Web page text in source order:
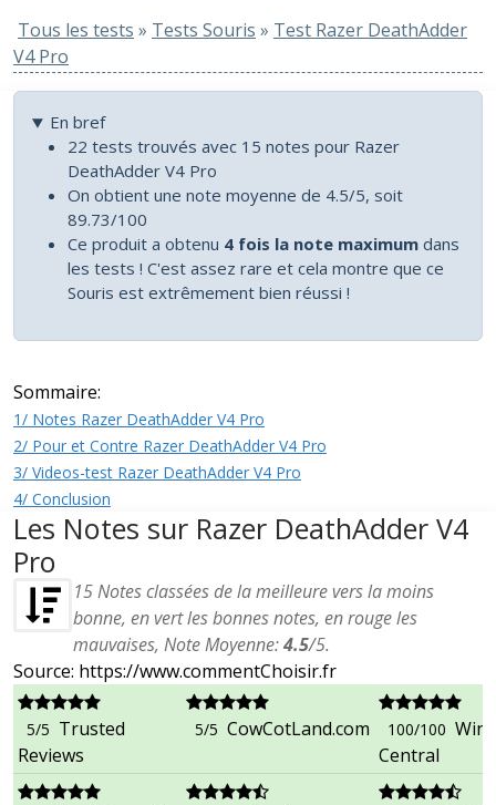
Tous les tests » Tests Souris » Test Razer DeathAdder
V4 Pro
En bref
22 tests trouvés avec 15 notes pour Razer
DeathAdder V4 Pro
On obtient une note moyenne de 4.5/5, soit
89.73/100
Ce produit a obtenu 4 fois la note maximum dans
les tests ! C'est assez rare et cela montre que ce
Souris est extrêmement bien réussi !
Sommaire:
1/ Notes Razer DeathAdder V4 Pro
2/ Pour et Contre Razer DeathAdder V4 Pro
3/ Videos-test Razer DeathAdder V4 Pro
4/ Conclusion
Les Notes sur Razer DeathAdder V4
Pro
15Notes classées de la meilleure vers la moins
bonne, en vert les bonnes notes, en rouge les
mauvaises, Note Moyenne:4.5/5.
Source: https://www.commentChoisir.fr
5/5 Trusted
Reviews
5/5 CowCotLand.com 100/100
Central